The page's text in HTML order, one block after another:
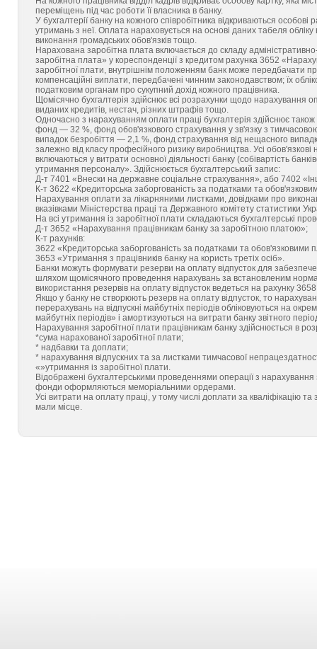
переміщень під час роботи її власника в банку.
У бухгалтерії банку на кожного співробітника відкриваються
утримань з неї. Оплата нараховується на основі даних табеля обліку
виконання громадських обов'язків тощо.
Нарахована заробітна плата включається до складу
заробітна плата» у кореспонденції з кредитом рахунка 3652
заробітної плати, внутрішнім положенням банк може передбачати
компенсаційні виплати, передбачені чинним законодавством; їх
податковим органам про сукупний дохід кожного працівника.
Щомісячно бухгалтерія здійснює всі розрахунки щодо нарахування
виданих кредитів, нестач, різних штрафів тощо.
Одночасно з нарахуванням оплати праці бухгалтерія здійснює
фонд — 32 %, фонд обов'язкового страхування у зв'язку з
випадок безробіття — 2,1 %, фонд страхування від нещасного
залежно від класу професійного ризику виробництва. Усі
включаються у витрати основної діяльності банку (собівартість
утримання персоналу». Здійснюється бухгалтерський запис:
Д-т 7401 «Внески на державне соціальне страхування», або 7402
К-т 3622 «Кредиторська заборгованість за податками та
Нарахування оплати за лікарняними листками, довідками про
вказівками Міністерства праці та Державного комітету статистики
На всі утримання із заробітної плати складаються бухгалтерські
Д-т 3652 «Нарахування працівникам банку за заробітною платою»;
К-т рахунків:
3622 «Кредиторська заборгованість за податками та обов'язковими
3653 «Утримання з працівників банку на користь третіх осіб».
Банки можуть формувати резерви на оплату відпусток для
шляхом щомісячного проведення нарахувань за встановленим
використання резервів на оплату відпусток ведеться на рахунку
Якщо у банку не створюють резерв на оплату відпусток, то
перерахувань на відпускні майбутніх періодів обліковуються на
майбутніх періодів» і амортизуються на витрати банку звітного
Нарахування заробітної плати працівникам банку здійснюється в
*сума нарахованої заробітної плати;
* надбавки та доплати;
* нарахування відпускних та за листками тимчасової
«»утримання із заробітної плати.
Відображені бухгалтерськими проведеннями операції з нарахування
фонди оформляються меморіальними ордерами.
Усі витрати на оплату праці, у тому числі доплати за кваліфікацію
мали місце.